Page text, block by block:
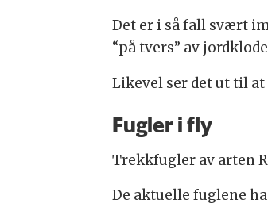
Det er i så fall svært
“på tvers” av
Likevel ser det ut til
Fugler i fly
Trekkfugler av arten
De aktuelle fuglene